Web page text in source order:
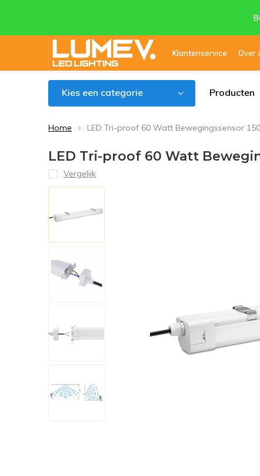
Klantenservice Over
Kies een categorie Producten
Home
LED Tri-proof 60 Watt Bewegingssensor
LED Tri-proof 60 Watt
Vergelijk